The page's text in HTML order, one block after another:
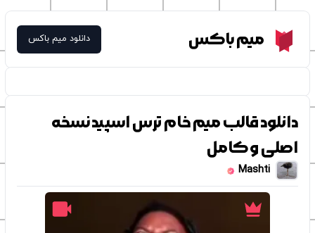
Meme Boxمیم باکس دانلود میم باکس
دانلود قالب میم خام ترس اسپید نسخه
اصلی و کامل
Mashti